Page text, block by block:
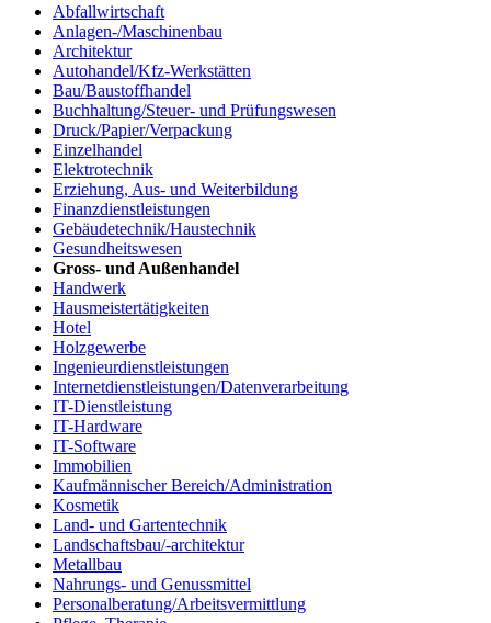
Abfallwirtschaft
Anlagen-/Maschinenbau
Architektur
Autohandel/Kfz-Werkstätten
Bau/Baustoffhandel
Buchhaltung/Steuer- und Prüfungswesen
Druck/Papier/Verpackung
Einzelhandel
Elektrotechnik
Erziehung, Aus- und Weiterbildung
Finanzdienstleistungen
Gebäudetechnik/Haustechnik
Gesundheitswesen
Gross- und Außenhandel
Handwerk
Hausmeistertätigkeiten
Hotel
Holzgewerbe
Ingenieurdienstleistungen
Internetdienstleistungen/Datenverarbeitung
IT-Dienstleistung
IT-Hardware
IT-Software
Immobilien
Kaufmännischer Bereich/Administration
Kosmetik
Land- und Gartentechnik
Landschaftsbau/-architektur
Metallbau
Nahrungs- und Genussmittel
Personalberatung/Arbeitsvermittlung